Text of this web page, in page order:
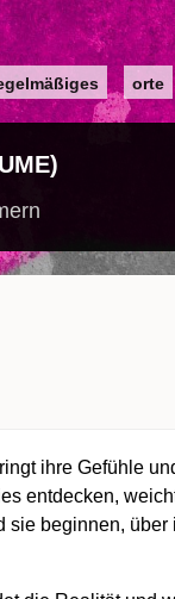
orte
ihre Gefühle
entdecken,
sie beginnen, über